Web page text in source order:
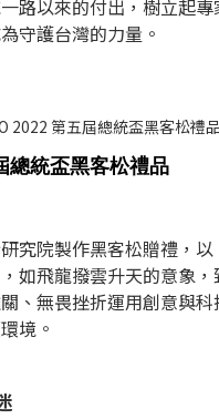
路以來的付出，樹立起
守護台灣的力量。
總統盃黑客松禮品
究院製作黑客松贈禮，
如飛龍撥雲升天的意象
、無畏挫折運用創意與
境。